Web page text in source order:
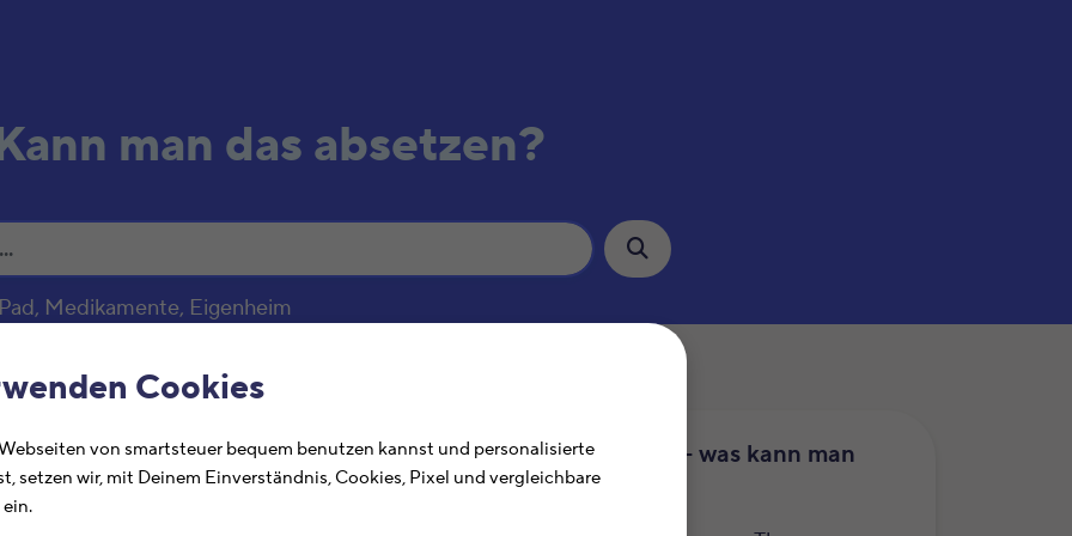
Cookies
von smartsteuer bequem benutzen kannst und personalisierte
setzen wir, mit Deinem Einverständnis, Cookies, Pixel und vergleichbare
man das absetzen?
Medikamente, Eigenheim
Steuererklärung – was kann man
absetzen?